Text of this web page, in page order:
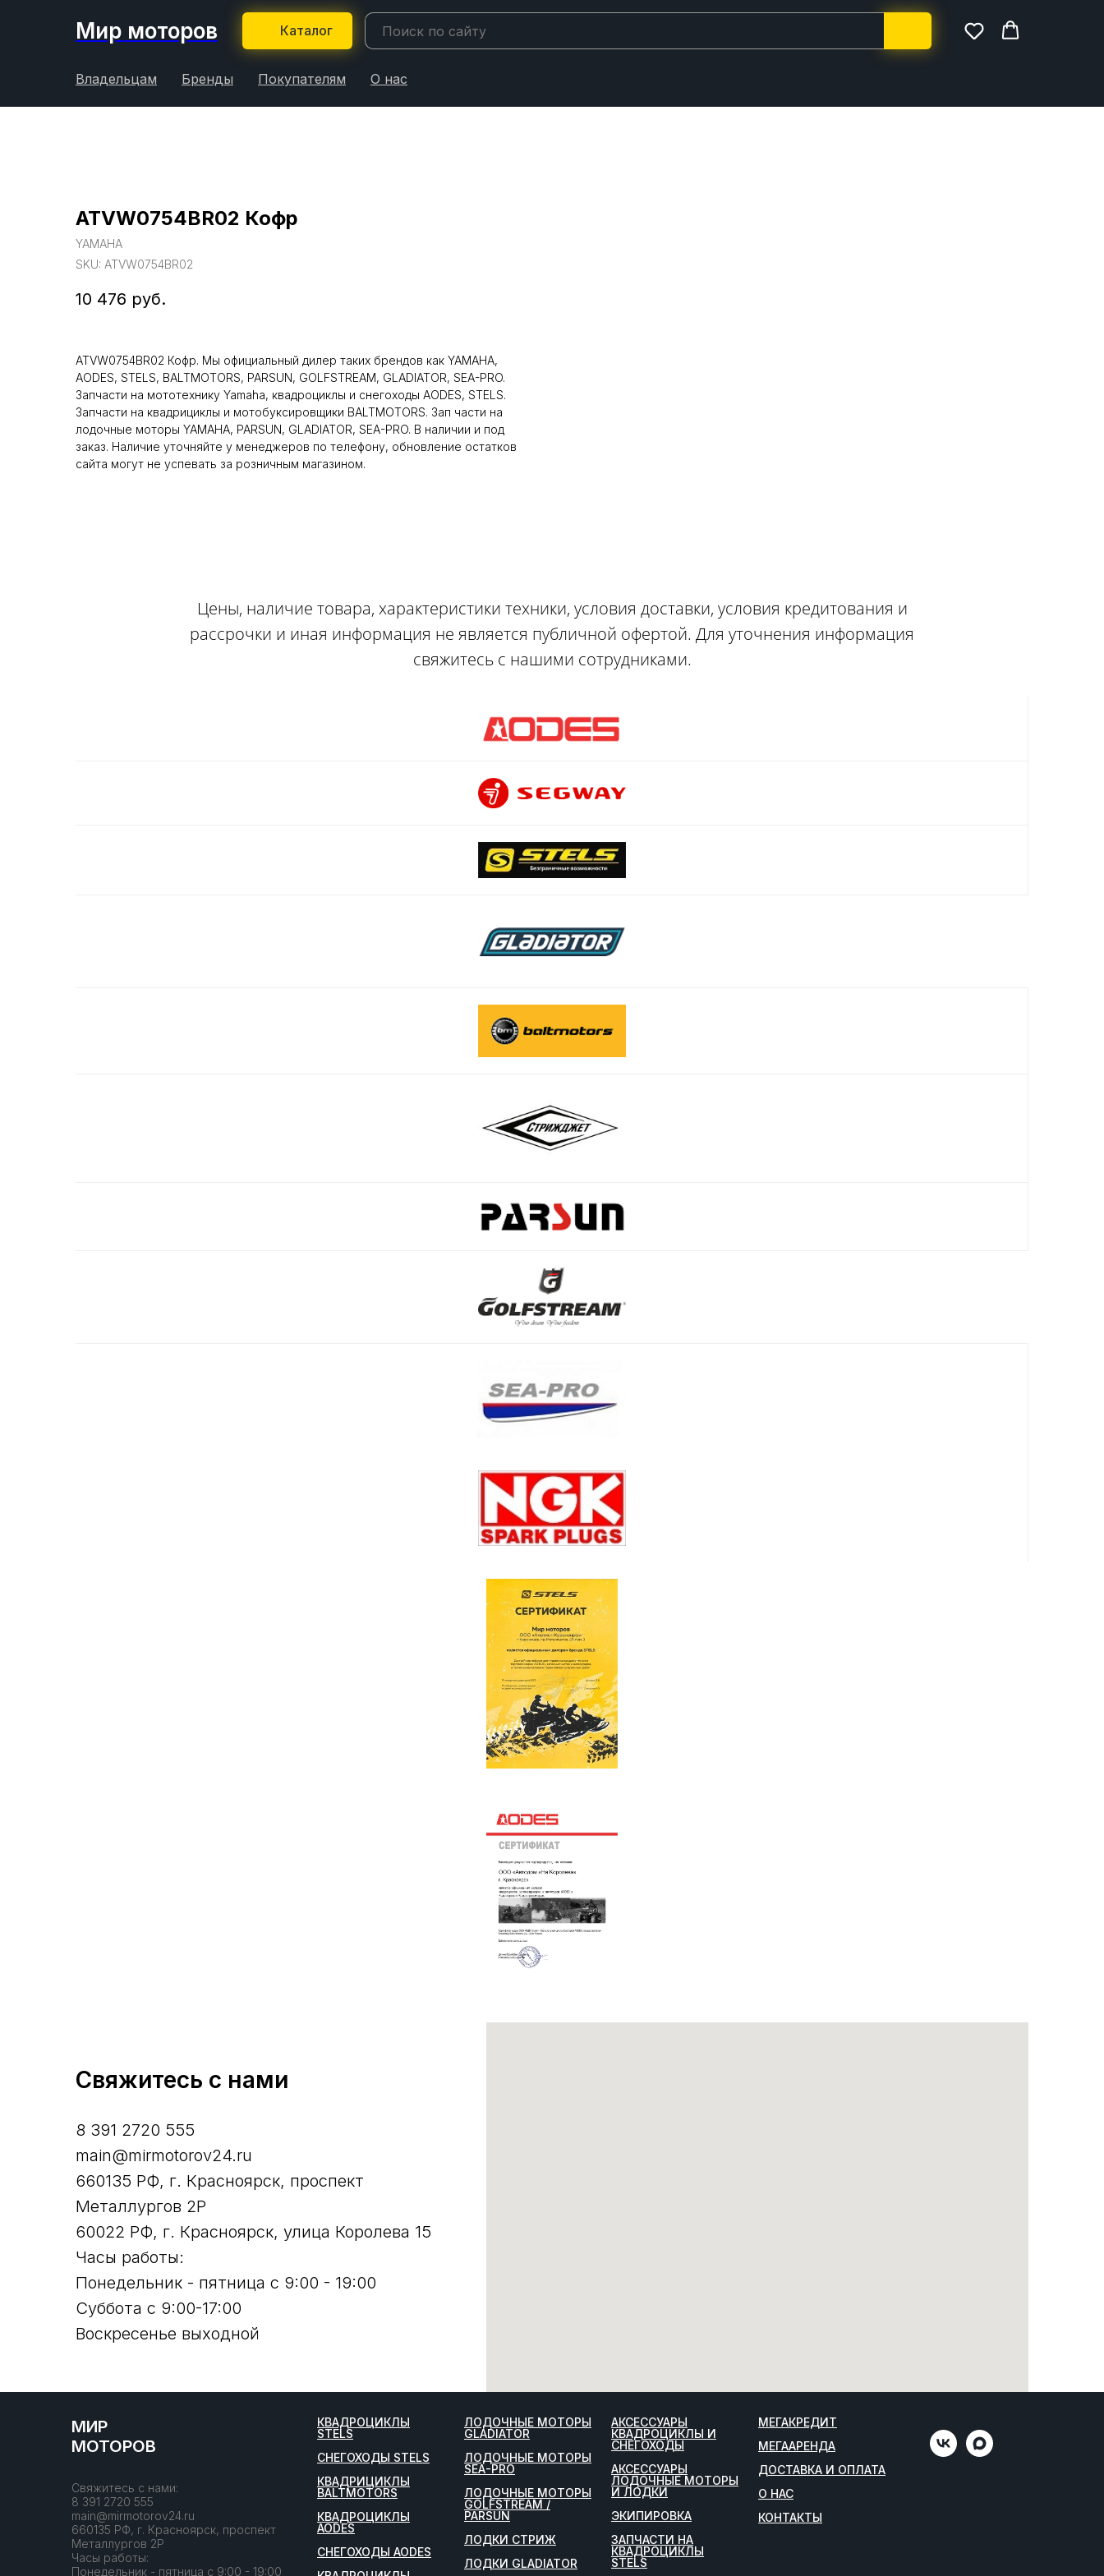
Мир моторов Каталог
Владельцам Бренды Покупателям О нас
ATVW0754BR02 Кофр
YAMAHA
SKU: ATVW0754BR02
10 476 руб.
ATVW0754BR02 Кофр. Мы официальный дилер таких брендов как YAMAHA,
AODES, STELS, BALTMOTORS, PARSUN, GOLFSTREAM, GLADIATOR, SEA-PRO.
Запчасти на мототехнику Yamaha, квадроциклы и снегоходы AODES, STELS.
Запчасти на квадрициклы и мотобуксировщики BALTMOTORS. Зап части на
лодочные моторы YAMAHA, PARSUN, GLADIATOR, SEA-PRO. В наличии и под
заказ. Наличие уточняйте у менеджеров по телефону, обновление остатков
сайта могут не успевать за розничным магазином.
Цены, наличие товара, характеристики техники, условия доставки, условия кредитования и
рассрочки и иная информация не является публичной офертой. Для уточнения информация
свяжитесь с нашими сотрудниками.
Свяжитесь с нами
8 391 2720 555
main@mirmotorov24.ru
660135 РФ, г. Красноярск, проспект
Металлургов 2Р
60022 РФ, г. Красноярск, улица Королева 15
Часы работы:
Понедельник - пятница с 9:00 - 19:00
Суббота с 9:00-17:00
Воскресенье выходной
МИР
МОТОРОВ
Свяжитесь с нами:
8 391 2720 555
main@mirmotorov24.ru
660135 РФ, г. Красноярск, проспект
Металлургов 2Р
Часы работы:
Понедельник - пятница с 9:00 - 19:00
КВАДРОЦИКЛЫ
STELS
СНЕГОХОДЫ STELS
КВАДРИЦИКЛЫ
BALTMOTORS
КВАДРОЦИКЛЫ
AODES
СНЕГОХОДЫ AODES
ЛОДОЧНЫЕ МОТОРЫ
GLADIATOR
ЛОДОЧНЫЕ МОТОРЫ
SEA-PRO
ЛОДОЧНЫЕ МОТОРЫ
GOLFSTREAM /
PARSUN
ЛОДКИ СТРИЖ
ЛОДКИ GLADIATOR
АКСЕССУАРЫ
КВАДРОЦИКЛЫ И
СНЕГОХОДЫ
АКСЕССУАРЫ
ЛОДОЧНЫЕ МОТОРЫ
И ЛОДКИ
ЭКИПИРОВКА
ЗАПЧАСТИ НА
КВАДРОЦИКЛЫ
STELS
МЕГАКРЕДИТ
МЕГААРЕНДА
ДОСТАВКА И ОПЛАТА
О НАС
КОНТАКТЫ